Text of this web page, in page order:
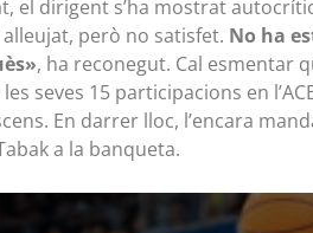
el dirigent s’ha mostrat
però no satisfet. No ha
, ha reconegut. Cal esmentar
seves 15 participacions en
En darrer lloc, l’encara
a la banqueta.